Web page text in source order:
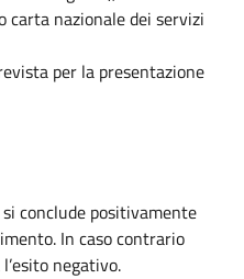
carta nazionale dei servizi
per la presentazione
conclude positivamente
In caso contrario
negativo.